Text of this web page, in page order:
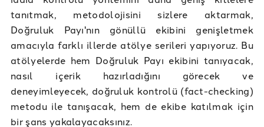
tanıtmak, metodolojisini sizlere aktarmak,
Doğruluk Payı'nın gönüllü ekibini genişletmek
amacıyla farklı illerde atölye serileri yapıyoruz. Bu
atölyelerde hem Doğruluk Payı ekibini tanıyacak,
nasıl içerik hazırladığını görecek ve
deneyimleyecek, doğruluk kontrolü (fact-checking)
metodu ile tanışacak, hem de ekibe katılmak için
bir şans yakalayacaksınız.